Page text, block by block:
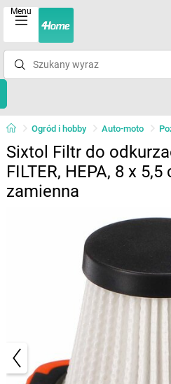
Menu
Ogród i hobby Auto-moto
Sixtol Filtr do
FILTER, HEPA, 8 x
zamienna